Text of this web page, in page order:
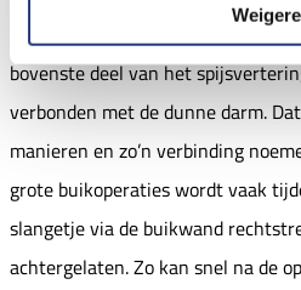
Wanneer de maag of een deel
bovenste deel van het
verbonden met de dunne darm.
manieren en zo’n verbinding
grote buikoperaties wordt vaak
slangetje via de buikwand
achtergelaten. Zo kan snel na de